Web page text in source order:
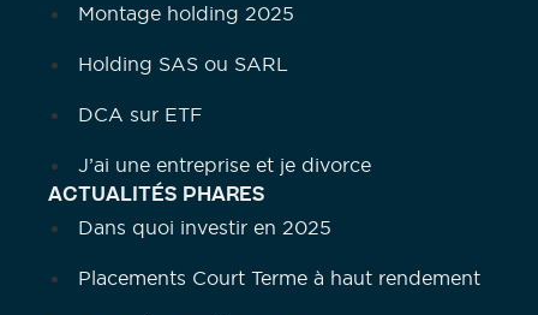
Montage holding 2025
Holding SAS ou SARL
DCA sur ETF
J’ai une entreprise et je divorce
ACTUALITÉS PHARES
Dans quoi investir en 2025
Placements Court Terme à haut rendement